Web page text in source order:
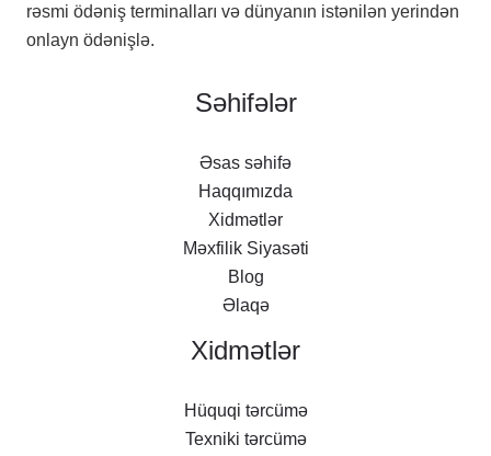
rəsmi ödəniş terminalları və dünyanın istənilən yerindən
onlayn ödənişlə.
Səhifələr
Əsas səhifə
Haqqımızda
Xidmətlər
Məxfilik Siyasəti
Blog
Əlaqə
Xidmətlər
Hüquqi tərcümə
Texniki tərcümə